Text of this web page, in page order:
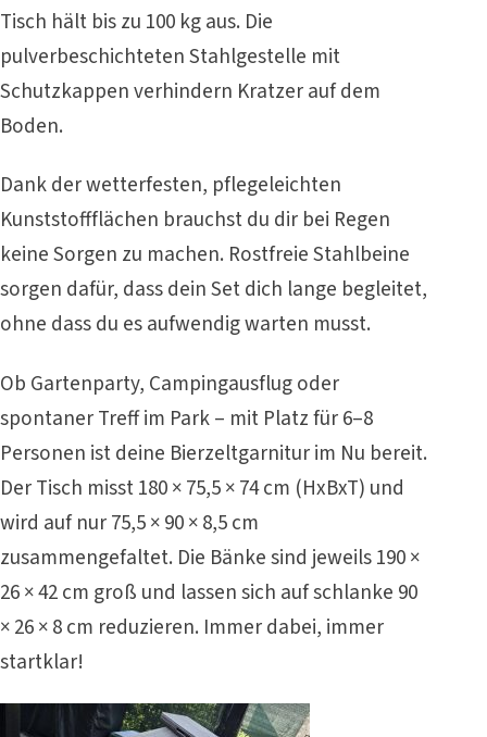
Tisch hält bis zu 100 kg aus. Die
pulverbeschichteten Stahlgestelle mit
Schutzkappen verhindern Kratzer auf dem
Boden.
Dank der wetterfesten, pflegeleichten
Kunststoffflächen brauchst du dir bei Regen
keine Sorgen zu machen. Rostfreie Stahlbeine
sorgen dafür, dass dein Set dich lange begleitet,
ohne dass du es aufwendig warten musst.
Ob Gartenparty, Campingausflug oder
spontaner Treff im Park – mit Platz für 6–8
Personen ist deine Bierzeltgarnitur im Nu bereit.
Der Tisch misst 180 × 75,5 × 74 cm (HxBxT) und
wird auf nur 75,5 × 90 × 8,5 cm
zusammengefaltet. Die Bänke sind jeweils 190 ×
26 × 42 cm groß und lassen sich auf schlanke 90
× 26 × 8 cm reduzieren. Immer dabei, immer
startklar!